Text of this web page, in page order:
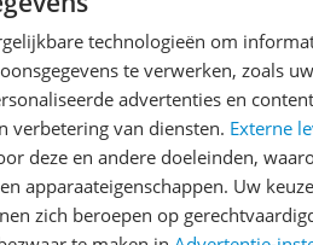
technologieën om
te verwerken, zoals
advertenties en
verbetering van diensten. Externe
deze en andere doeleinden,
apparaateigenschappen. Uw
zich beroepen op